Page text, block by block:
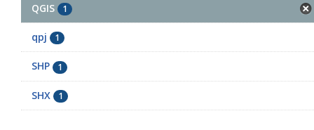
QGIS 1
qpj 1
SHP 1
SHX 1